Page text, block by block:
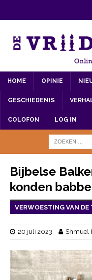
HOME OPINIE
GESCHIEDENIS
COLOFON LOG IN
Bijbelse
konden
VERWOESTING VAN DE
20 juli 2023 Shmuel